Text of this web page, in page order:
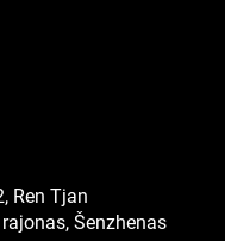
Ren Tjan
Šenzhenas